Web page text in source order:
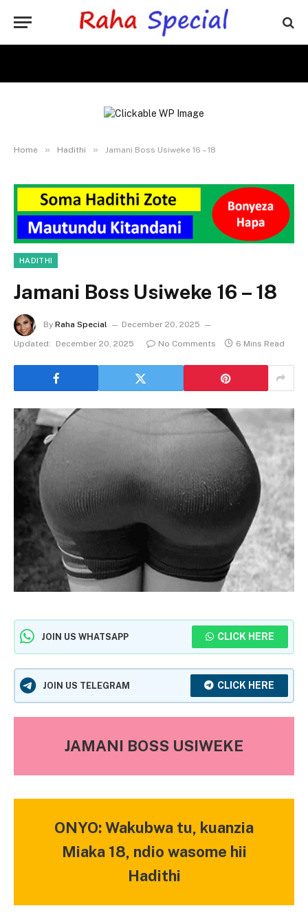
Home » Hadithi » Jamani Boss Usiweke 16 – 18
HADITHI
Jamani Boss Usiweke 16 – 18
By Raha Special
December 20, 2025
Updated:
December 20, 2025 No Comments 6 Mins Read
JOIN US WHATSAPP CLICK HERE
JOIN US TELEGRAM CLICK HERE
JAMANI BOSS USIWEKE
ONYO: Wakubwa tu, kuanzia
Miaka 18, ndio wasome hii
Hadithi